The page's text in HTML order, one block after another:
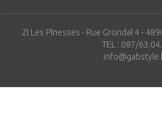
ZI Les Plnesses - Rue Grondal 4 -
TEL : 087/